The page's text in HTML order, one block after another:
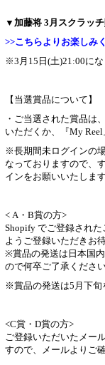
▼加藤将 3月スクラッ
>>こちらよりお楽しみ
※3月15日(土)21:00にな
【当選賞品について】
・ご当選された賞品は
いただくか、『My
※長期間未ログインの
なっておりますので、
インをお願いいたします
< A・B賞の方>
Shopify でご登録され
ようご登録いただきお
※賞品の発送は日本国
ので何卒ご了承くださ
※賞品の発送は5月下旬
<C賞・D賞の方>
ご登録いただいたメー
すので、メールよりご